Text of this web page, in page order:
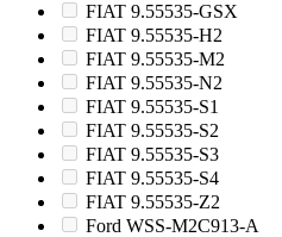
FIAT 9.55535-GSX
FIAT 9.55535-H2
FIAT 9.55535-M2
FIAT 9.55535-N2
FIAT 9.55535-S1
FIAT 9.55535-S2
FIAT 9.55535-S3
FIAT 9.55535-S4
FIAT 9.55535-Z2
Ford WSS-M2C913-A